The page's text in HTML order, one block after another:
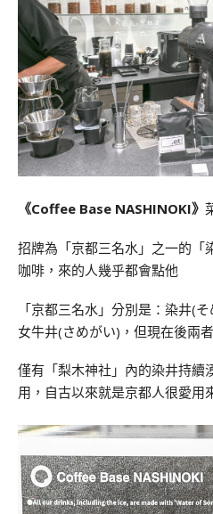
《Coffee Base NASHINOKI》
招牌為「京都三名水」之一的「
咖啡，來的人幾乎都會點他
「京都三名水」分別是：染井(
女牛井(さめがい)，但現在後兩
僅有「梨木神社」內的染井持續
用，自古以來就是京都人很愛用